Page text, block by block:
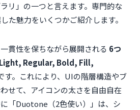
リ」の一つと言えます。専門的な
た魅力をいくつかご紹介します。
貫性を保ちながら展開される 6つ
Regular, Bold, Fill,
す。これにより、UIの階層構造やブ
せて、アイコンの太さを自由自在
「Duotone（2色使い）」は、シ